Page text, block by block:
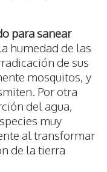
para sanear
humedad de las
de sus
mosquitos, y
Por otra
del agua,
muy
al transformar
de la tierra